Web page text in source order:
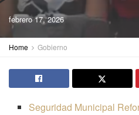
febrero 17, 2026
Home Gobierno
Seguridad Municipal